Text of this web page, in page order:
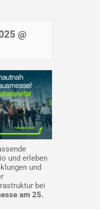
@
und erleben
und
bei
am 25.